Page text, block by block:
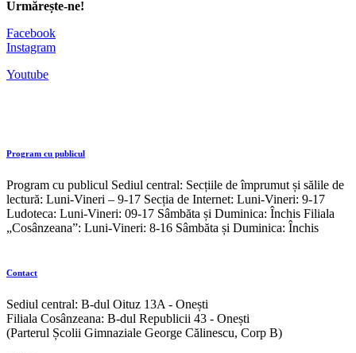
Urmărește-ne!
Facebook
Instagram
Youtube
Program cu publicul
Program cu publicul Sediul central: Secțiile de împrumut și sălile de
lectură: Luni-Vineri – 9-17 Secția de Internet: Luni-Vineri: 9-17
Ludoteca: Luni-Vineri: 09-17 Sâmbăta și Duminica: Închis Filiala
„Cosânzeana”: Luni-Vineri: 8-16 Sâmbăta și Duminica: Închis
Contact
Sediul central: B-dul Oituz 13A - Onești
Filiala Cosânzeana: B-dul Republicii 43 - Onești
(Parterul Școlii Gimnaziale George Călinescu, Corp B)